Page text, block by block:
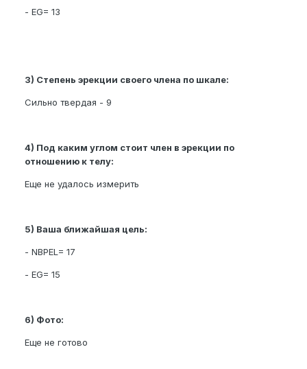
- EG= 13
3) Степень эрекции своего члена по шкале:
Сильно твердая - 9
4) Под каким углом стоит член в эрекции по
отношению к телу:
Еще не удалось измерить
5) Ваша ближайшая цель:
- NBPEL= 17
- EG= 15
6) Фото:
Еще не готово